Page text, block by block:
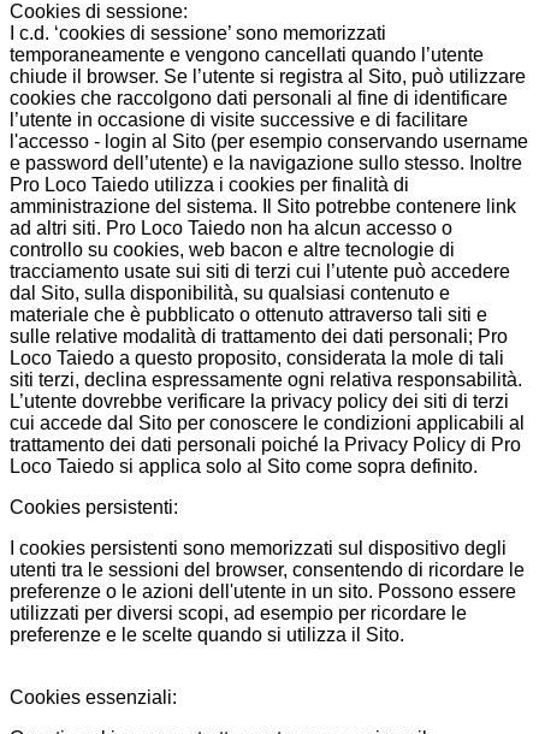
Cookies di sessione:
I c.d. ‘cookies di sessione’ sono memorizzati
temporaneamente e vengono cancellati quando l’utente
chiude il browser. Se l’utente si registra al Sito, può utilizzare
cookies che raccolgono dati personali al fine di identificare
l’utente in occasione di visite successive e di facilitare
l'accesso - login al Sito (per esempio conservando username
e password dell’utente) e la navigazione sullo stesso. Inoltre
Pro Loco Taiedo utilizza i cookies per finalità di
amministrazione del sistema. Il Sito potrebbe contenere link
ad altri siti. Pro Loco Taiedo non ha alcun accesso o
controllo su cookies, web bacon e altre tecnologie di
tracciamento usate sui siti di terzi cui l’utente può accedere
dal Sito, sulla disponibilità, su qualsiasi contenuto e
materiale che è pubblicato o ottenuto attraverso tali siti e
sulle relative modalità di trattamento dei dati personali; Pro
Loco Taiedo a questo proposito, considerata la mole di tali
siti terzi, declina espressamente ogni relativa responsabilità.
L’utente dovrebbe verificare la privacy policy dei siti di terzi
cui accede dal Sito per conoscere le condizioni applicabili al
trattamento dei dati personali poiché la Privacy Policy di Pro
Loco Taiedo si applica solo al Sito come sopra definito.
Cookies persistenti:
I cookies persistenti sono memorizzati sul dispositivo degli
utenti tra le sessioni del browser, consentendo di ricordare le
preferenze o le azioni dell'utente in un sito. Possono essere
utilizzati per diversi scopi, ad esempio per ricordare le
preferenze e le scelte quando si utilizza il Sito.
Cookies essenziali: